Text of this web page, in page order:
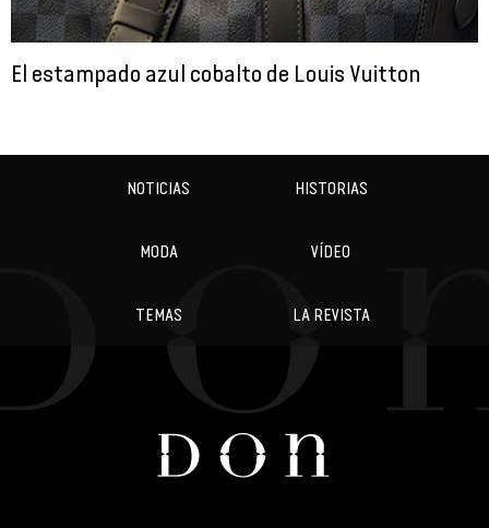
El estampado azul cobalto de Louis Vuitton
NOTICIAS HISTORIAS
MODA VÍDEO
TEMAS LA REVISTA